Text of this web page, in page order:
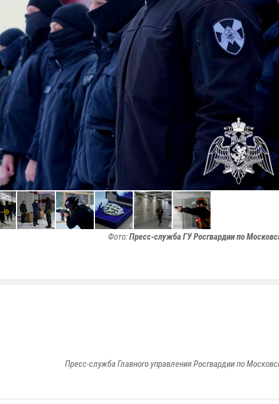
Фото:Пресс-служба ГУ Росгвардии по
Пресс-служба Главного управления Росгвардии по